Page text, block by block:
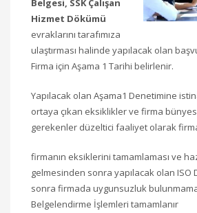
Belgesi, SSK Çalışan
Hizmet Dökümü
evraklarını tarafımıza
ulaştırması halinde yapılacak olan
Firma için Aşama 1 Tarihi belirlenir.
Yapılacak olan Aşama1 Denetimine
ortaya çıkan eksiklikler ve firma
gerekenler düzeltici faaliyet olarak
firmanın eksiklerini tamamlaması ve
gelmesinden sonra yapılacak olan ISO
sonra firmada uygunsuzluk
Belgelendirme İşlemleri tamamlanır